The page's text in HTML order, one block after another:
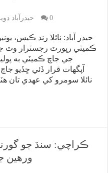
حيدرآباد
0
حيدر آباد: نائلا رند ڪيس،
ڪميٽي رپورٽ رجسٽرار وٽ
جي جاچ ڪميٽي به
آپگهات قرار ڏئي ڇڏيو
نائلا سومرو کي عهدي تان
ورهين